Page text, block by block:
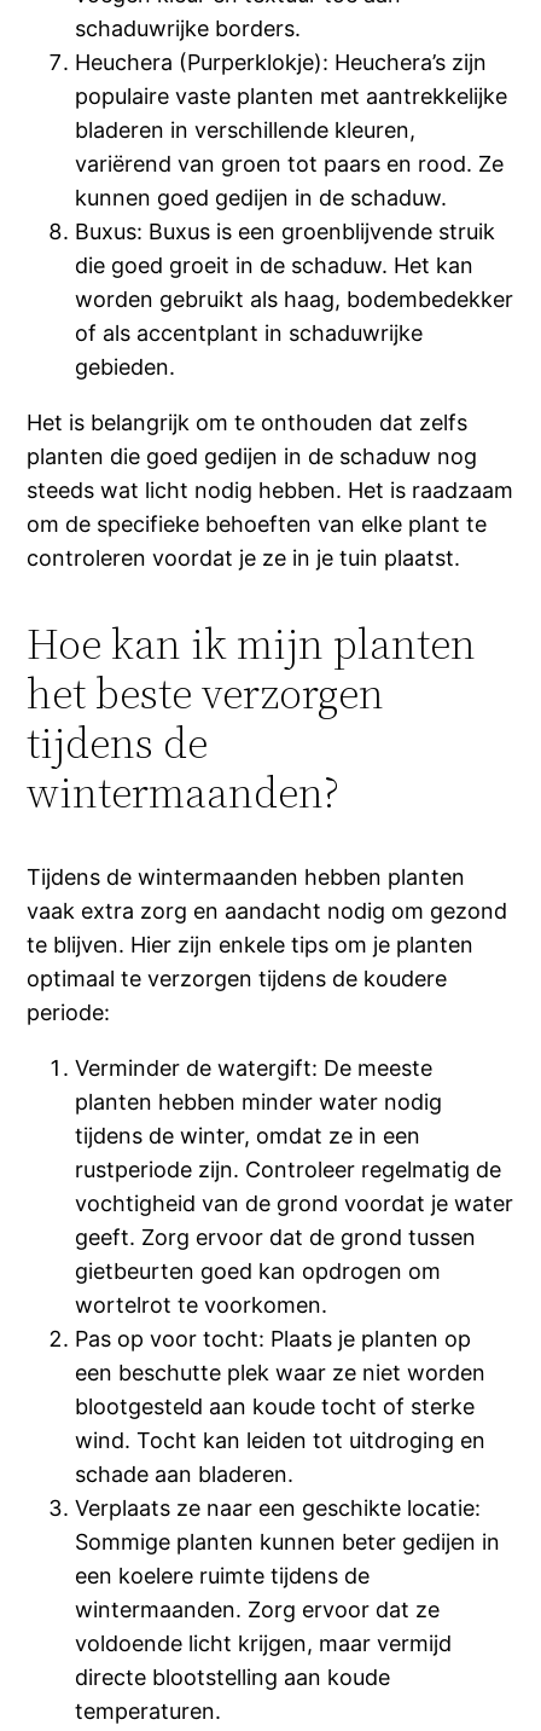
schaduwrijke borders.
Heuchera (Purperklokje): Heuchera’s zijn
populaire vaste planten met aantrekkelijke
bladeren in verschillende kleuren,
variërend van groen tot paars en rood. Ze
kunnen goed gedijen in de schaduw.
Buxus: Buxus is een groenblijvende struik
die goed groeit in de schaduw. Het kan
worden gebruikt als haag, bodembedekker
of als accentplant in schaduwrijke
gebieden.
Het is belangrijk om te onthouden dat zelfs
planten die goed gedijen in de schaduw nog
steeds wat licht nodig hebben. Het is raadzaam
om de specifieke behoeften van elke plant te
controleren voordat je ze in je tuin plaatst.
Hoe kan ik mijn planten
het beste verzorgen
tijdens de
wintermaanden?
Tijdens de wintermaanden hebben planten
vaak extra zorg en aandacht nodig om gezond
te blijven. Hier zijn enkele tips om je planten
optimaal te verzorgen tijdens de koudere
periode:
Verminder de watergift: De meeste
planten hebben minder water nodig
tijdens de winter, omdat ze in een
rustperiode zijn. Controleer regelmatig de
vochtigheid van de grond voordat je water
geeft. Zorg ervoor dat de grond tussen
gietbeurten goed kan opdrogen om
wortelrot te voorkomen.
Pas op voor tocht: Plaats je planten op
een beschutte plek waar ze niet worden
blootgesteld aan koude tocht of sterke
wind. Tocht kan leiden tot uitdroging en
schade aan bladeren.
Verplaats ze naar een geschikte locatie:
Sommige planten kunnen beter gedijen in
een koelere ruimte tijdens de
wintermaanden. Zorg ervoor dat ze
voldoende licht krijgen, maar vermijd
directe blootstelling aan koude
temperaturen.